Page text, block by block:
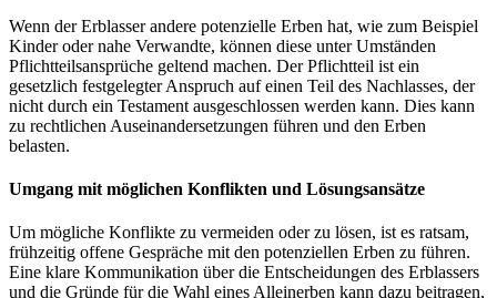
Wenn der Erblasser andere potenzielle Erben hat, wie zum Beispiel
Kinder oder nahe Verwandte, können diese unter Umständen
Pflichtteilsansprüche geltend machen. Der Pflichtteil ist ein
gesetzlich festgelegter Anspruch auf einen Teil des Nachlasses, der
nicht durch ein Testament ausgeschlossen werden kann. Dies kann
zu rechtlichen Auseinandersetzungen führen und den Erben
belasten.
Umgang mit möglichen Konflikten und Lösungsansätze
Um mögliche Konflikte zu vermeiden oder zu lösen, ist es ratsam,
frühzeitig offene Gespräche mit den potenziellen Erben zu führen.
Eine klare Kommunikation über die Entscheidungen des Erblassers
und die Gründe für die Wahl eines Alleinerben kann dazu beitragen,